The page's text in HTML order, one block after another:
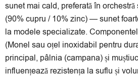
sunet mai cald, preferată în
(90% cupru / 10% zinc) — sunet
la modele specializate.
(Monel sau oțel inoxidabil pentru
principal, pâlnia (campana) și
influențează rezistența la suflu și